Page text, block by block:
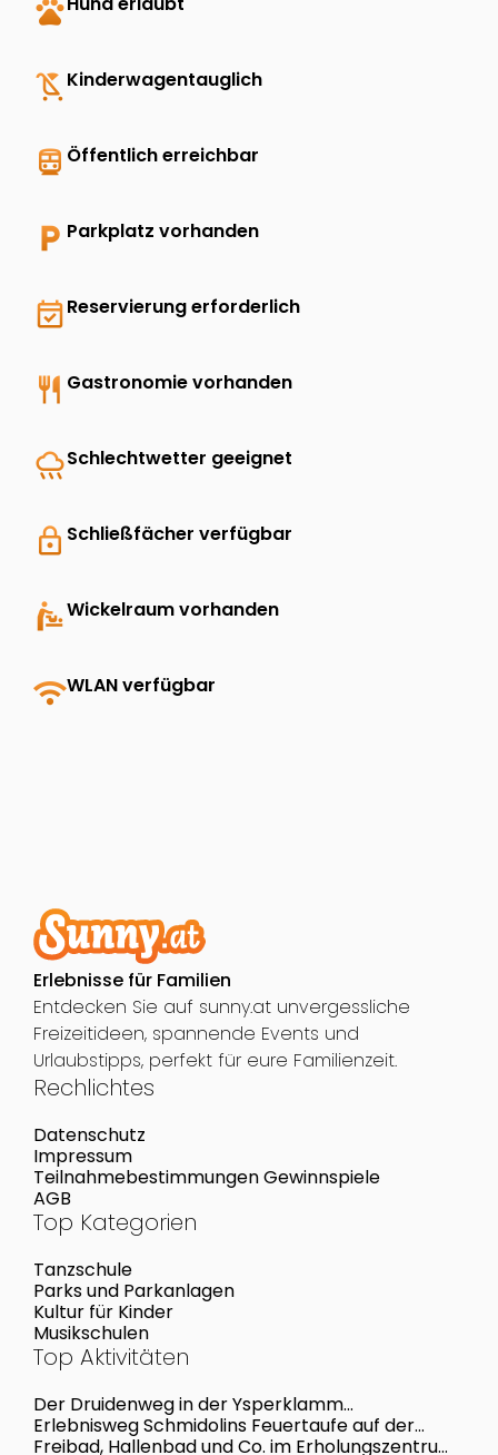
pets
child_friendly Kinderwagentauglich
directions_transit Öffentlich erreichbar
local_parking Parkplatz vorhanden
event_availableReservierung erforderlich
restaurant Gastronomie vorhanden
rainySchlechtwetter geeignet
lock Schließfächer verfügbar
baby_changing_stationWickelraum vorhanden
wifiWLAN verfügbar
Erlebnisse für Familien
Entdecken Sie auf sunny.at unvergessliche
Freizeitideen, spannende Events und
Urlaubstipps, perfekt für eure Familienzeit.
Rechlichtes
Datenschutz
Impressum
Teilnahmebestimmungen Gewinnspiele
AGB
Top Kategorien
Tanzschule
Parks und Parkanlagen
Kultur für Kinder
Musikschulen
Top Aktivitäten
Der Druidenweg in der Ysperklamm
Niederösterreich
Erlebnisweg Schmidolins Feuertaufe auf der
Schmitten
Freibad, Hallenbad und Co. im Erholungszentrum